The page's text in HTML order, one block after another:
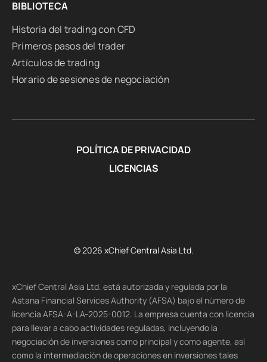
BIBLIOTECA
Historia del trading con CFD
Primeros pasos del trader
Artículos de trading
Horario de sesiones de negociación
POLÍTICA DE PRIVACIDAD
LICENCIAS
© 2026 xChief Central Asia Ltd.
xChief Central Asia Ltd. está autorizada y regulada por la
Astana Financial Services Authority (AFSA) bajo el número de
licencia AFSA-A-LA-2025-0012. La empresa cuenta con licencia
para llevar a cabo actividades reguladas, incluyendo la
negociación de inversiones como principal y como agente, así
como la intermediación de operaciones en inversiones tales